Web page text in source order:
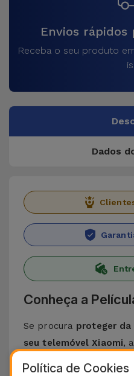
Envios
Receba o seu produto
Dados
Conheça a
Se procura proteger
seu telemóvel Xiaomi,
Política de Cookies